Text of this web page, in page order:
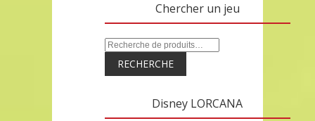
Chercher un jeu
RECHERCHE
Disney LORCANA